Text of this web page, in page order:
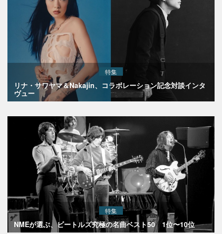
特集
リナ・サワヤマ＆Nakajin、コラボレーション記念対談インタ
ヴュー
特集
NMEが選ぶ、ビートルズ究極の名曲ベスト50 1位〜10位